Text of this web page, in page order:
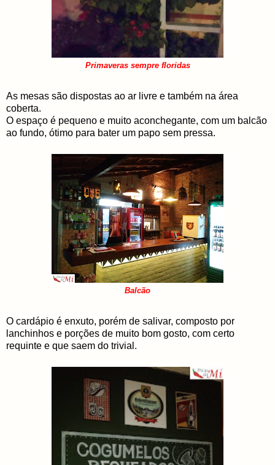
Primaveras sempre floridas
As mesas são dispostas ao ar livre e também na área
coberta.
O espaço é pequeno e muito aconchegante, com um balcão
ao fundo, ótimo para bater um papo sem pressa.
Balcão
O cardápio é enxuto, porém de salivar, composto por
lanchinhos e porções de muito bom gosto, com certo
requinte e que saem do trivial.